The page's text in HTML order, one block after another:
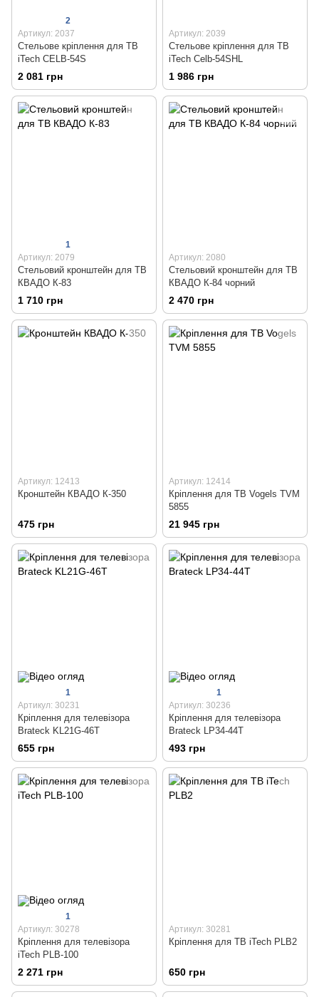
2
Артикул: 2037
Стельове кріплення для ТВ
iTech CELB-54S
2 081 грн
Артикул: 2039
Стельове кріплення для ТВ
iTech Celb-54SHL
1 986 грн
1
Артикул: 2079
Стельовий кронштейн для ТВ
КВАДО К-83
1 710 грн
Артикул: 2080
Стельовий кронштейн для ТВ
КВАДО К-84 чорний
2 470 грн
Артикул: 12413
Кронштейн КВАДО К-350
475 грн
Артикул: 12414
Кріплення для ТВ Vogels TVM
5855
21 945 грн
1
Артикул: 30231
Кріплення для телевізора
Brateck KL21G-46T
655 грн
1
Артикул: 30236
Кріплення для телевізора
Brateck LP34-44T
493 грн
1
Артикул: 30278
Кріплення для телевізора
iTech PLB-100
2 271 грн
Артикул: 30281
Кріплення для ТВ iTech PLB2
650 грн